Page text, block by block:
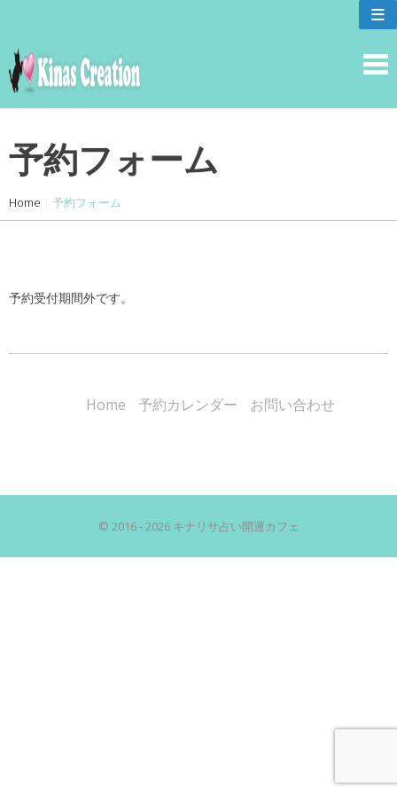
content
≡
予約フォーム
Home 予約フォーム
予約受付期間外です。
Home 予約カレンダー お問い合わせ
© 2016 - 2026 キナリサ占い開運カフェ